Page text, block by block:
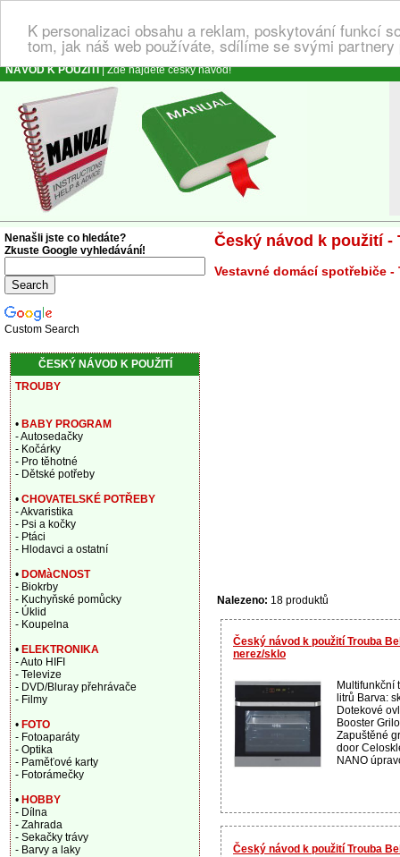
K personalizaci obsahu a reklam, poskytování funkcí
tom, jak náš web používáte, sdílíme se svými
NÁVOD K POUŽITÍ| Zde najdete český návod!
Český návod k použití -
Vestavné domácí spotřebiče
Nalezeno: 18 produktů
Český návod k použití Trouba
nerez/sklo
Multifunkční
litrů Barva:
Dotekové
Booster
Zapuštěné
door
NANO
Český návod k použití Trouba
Nenašli jste co hledáte?
Zkuste Google vyhledávání!
Custom Search
ČESKÝ NÁVOD K POUŽITÍ
TROUBY
• BABY PROGRAM
- Autosedačky
- Kočárky
- Pro těhotné
- Dětské potřeby
• CHOVATELSKÉ POTŘEBY
- Akvaristika
- Psi a kočky
- Ptáci
- Hlodavci a ostatní
• DOMàCNOST
- Biokrby
- Kuchyňské pomůcky
- Úklid
- Koupelna
• ELEKTRONIKA
- Auto HIFI
- Televize
- DVD/Bluray přehrávače
- Filmy
• FOTO
- Fotoaparáty
- Optika
- Paměťové karty
- Fotorámečky
• HOBBY
- Dílna
- Zahrada
- Sekačky trávy
- Barvy a laky